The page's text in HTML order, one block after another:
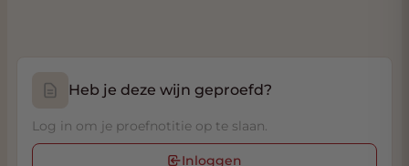
Heb je deze wijn geproefd?
Log in om je proefnotitie op te slaan.
Inloggen